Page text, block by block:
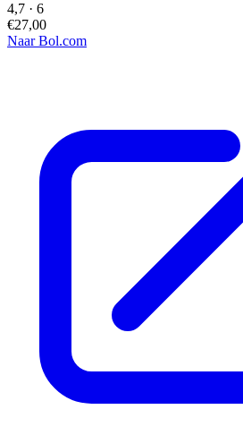
4,7 · 6
€27,00
Naar Bol.com